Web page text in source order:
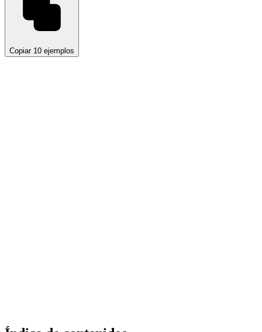
Copiar 10 ejemplos